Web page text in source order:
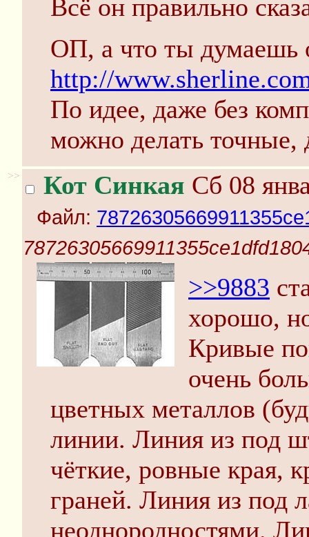
Всё он правильно
ОП, а что ты думаешь
http://
По идее, даже без
можно делать точные,
>> Кот Синкая Сб 08
Файл:
>>9883
хорошо,
Кривые
очень
цветных металлов
линии. Линия из под
чёткие, ровные края,
граней. Линия из под
неоднородностями.